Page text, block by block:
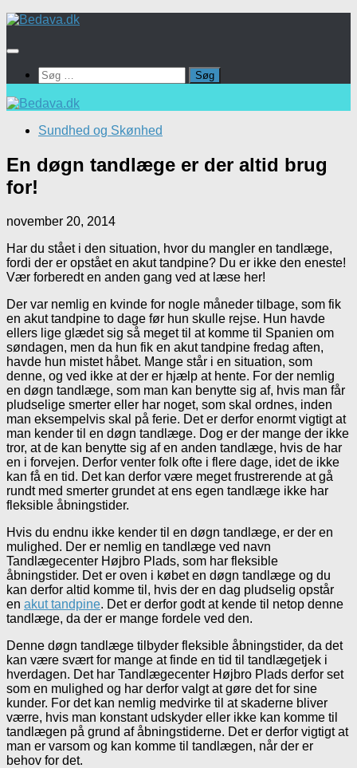
Skip
content
Søg
efter:
Sundhed og Skønhed
En døgn tandlæge er der altid brug
for!
november 20, 2014
Har du stået i den situation, hvor du mangler en tandlæge,
fordi der er opstået en akut tandpine? Du er ikke den eneste!
Vær forberedt en anden gang ved at læse her!
Der var nemlig en kvinde for nogle måneder tilbage, som fik
en akut tandpine to dage før hun skulle rejse. Hun havde
ellers lige glædet sig så meget til at komme til Spanien om
søndagen, men da hun fik en akut tandpine fredag aften,
havde hun mistet håbet. Mange står i en situation, som
denne, og ved ikke at der er hjælp at hente. For der nemlig
en døgn tandlæge, som man kan benytte sig af, hvis man får
pludselige smerter eller har noget, som skal ordnes, inden
man eksempelvis skal på ferie. Det er derfor enormt vigtigt at
man kender til en døgn tandlæge. Dog er der mange der ikke
tror, at de kan benytte sig af en anden tandlæge, hvis de har
en i forvejen. Derfor venter folk ofte i flere dage, idet de ikke
kan få en tid. Det kan derfor være meget frustrerende at gå
rundt med smerter grundet at ens egen tandlæge ikke har
fleksible åbningstider.
Hvis du endnu ikke kender til en døgn tandlæge, er der en
mulighed. Der er nemlig en tandlæge ved navn
Tandlægecenter Højbro Plads, som har fleksible
åbningstider. Det er oven i købet en døgn tandlæge og du
kan derfor altid komme til, hvis der en dag pludselig opstår
en akut tandpine. Det er derfor godt at kende til netop denne
tandlæge, da der er mange fordele ved den.
Denne døgn tandlæge tilbyder fleksible åbningstider, da det
kan være svært for mange at finde en tid til tandlægetjek i
hverdagen. Det har Tandlægecenter Højbro Plads derfor set
som en mulighed og har derfor valgt at gøre det for sine
kunder. For det kan nemlig medvirke til at skaderne bliver
værre, hvis man konstant udskyder eller ikke kan komme til
tandlægen på grund af åbningstiderne. Det er derfor vigtigt at
man er varsom og kan komme til tandlægen, når der er
behov for det.